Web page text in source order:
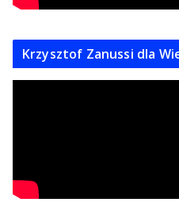
Krzysztof Zanussi dla